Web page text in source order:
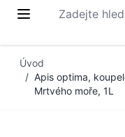
Zadejte
Úvod
/ Apis optima,
Mrtvého moře, 1L